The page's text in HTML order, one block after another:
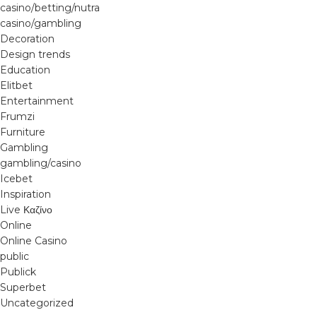
casino/betting/nutra
casino/gambling
Decoration
Design trends
Education
Elitbet
Entertainment
Frumzi
Furniture
Gambling
gambling/casino
Icebet
Inspiration
Live Καζίνο
Online
Online Casino
public
Publick
Superbet
Uncategorized